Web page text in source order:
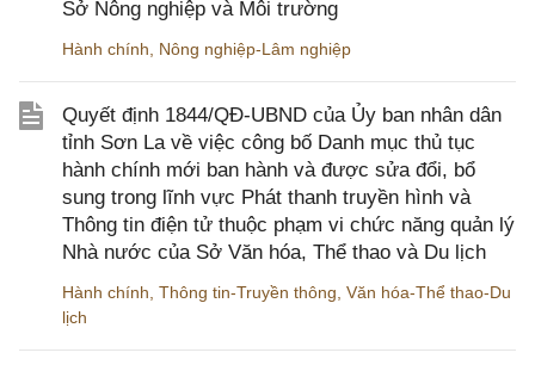
Sở Nông nghiệp và Môi trường
Hành chính Nông nghiệp-Lâm nghiệp
Quyết định 1844/QĐ-UBND của Ủy ban nhân dân
tỉnh Sơn La về việc công bố Danh mục thủ tục
hành chính mới ban hành và được sửa đổi, bổ
sung trong lĩnh vực Phát thanh truyền hình và
Thông tin điện tử thuộc phạm vi chức năng quản lý
Nhà nước của Sở Văn hóa, Thể thao và Du lịch
Hành chính Thông tin-Truyền thông Văn hóa-Thể thao-Du
lịch